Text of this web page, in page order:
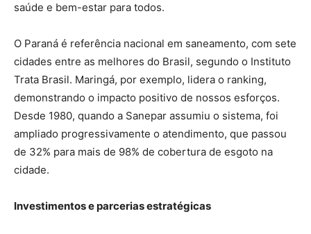
saúde e bem-estar para todos.
O Paraná é referência nacional em saneamento, com sete
cidades entre as melhores do Brasil, segundo o Instituto
Trata Brasil. Maringá, por exemplo, lidera o ranking,
demonstrando o impacto positivo de nossos esforços.
Desde 1980, quando a Sanepar assumiu o sistema, foi
ampliado progressivamente o atendimento, que passou
de 32% para mais de 98% de cobertura de esgoto na
cidade.
Investimentos e parcerias estratégicas